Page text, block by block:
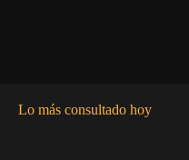
Lo más consultado hoy